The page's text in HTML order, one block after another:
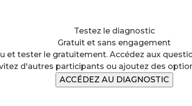
Testez le diagnostic
Gratuit et sans engagement
et tester le gratuitement. Accédez aux
d'autres participants ou ajoutez des
ACCÉDEZ AU DIAGNOSTIC